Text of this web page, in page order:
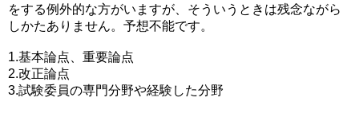
をする例外的な方がいますが、そういうときは残念ながら
しかたありません。予想不能です。
1.基本論点、重要論点
2.改正論点
3.試験委員の専門分野や経験した分野